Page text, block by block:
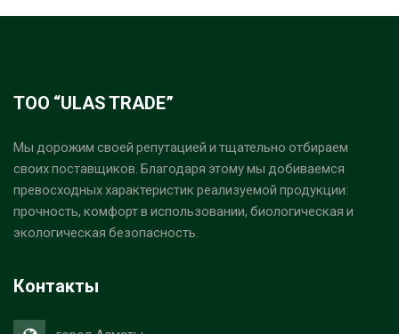
ТОО “ULAS TRADE”
Мы дорожим своей репутацией и тщательно отбираем
своих поставщиков. Благодаря этому мы добиваемся
превосходных характеристик реализуемой продукции:
прочность, комфорт в использовании, биологическая и
экологическая безопасность.
Контакты